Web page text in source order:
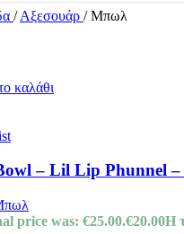
/ Αξεσουάρ / Μπωλ
καλάθι
– Lil Lip Phunnel
price was: €25.00.€20.00Η